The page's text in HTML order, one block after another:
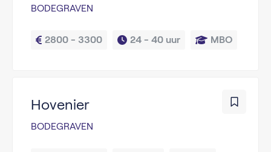
BODEGRAVEN
2800 - 3300 24 - 40 uur MBO
Hovenier
BODEGRAVEN